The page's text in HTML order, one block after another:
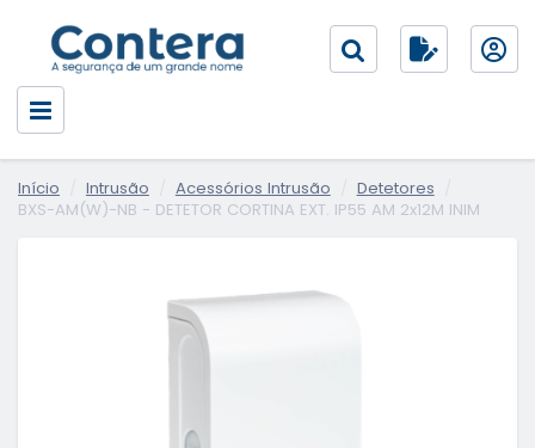
Início Intrusão Acessórios Intrusão
Detetores
BXS-AM(W)-NB - DETETOR CORTINA EXT. IP55 AM 2x12M INIM